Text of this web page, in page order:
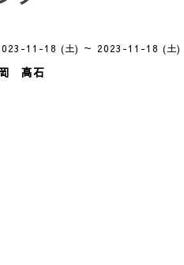
11-18 (土) ～ 2023-11-18 (土)
高石